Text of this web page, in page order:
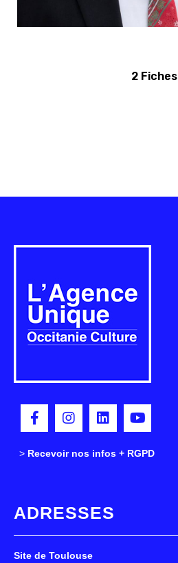
2 Fiches
> Recevoir nos infos + RGPD
ADRESSES
Site de Toulouse